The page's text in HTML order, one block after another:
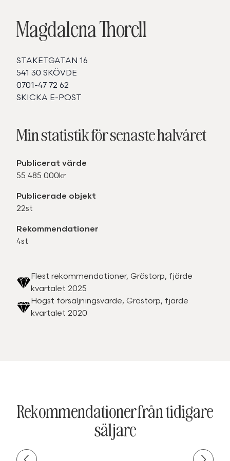
Magdalena Thorell
STAKETGATAN 16
541 30 SKÖVDE
0701-47 72 62
SKICKA E-POST
Min statistik för senaste halvåret
Publicerat värde
55 485 000kr
Publicerade objekt
22st
Rekommendationer
4st
Flest rekommendationer, Grästorp, fjärde
kvartalet 2025
Högst försäljningsvärde, Grästorp, fjärde
kvartalet 2020
Rekommendationer från tidigare
säljare